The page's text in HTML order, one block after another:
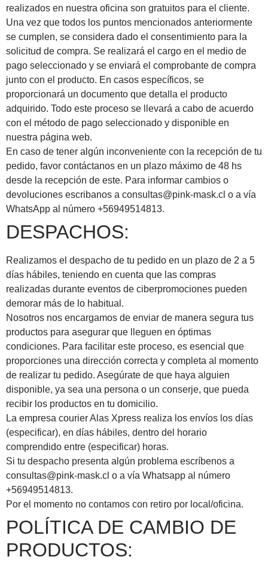
realizados en nuestra oficina son gratuitos para el cliente.
Una vez que todos los puntos mencionados anteriormente
se cumplen, se considera dado el consentimiento para la
solicitud de compra. Se realizará el cargo en el medio de
pago seleccionado y se enviará el comprobante de compra
junto con el producto. En casos específicos, se
proporcionará un documento que detalla el producto
adquirido. Todo este proceso se llevará a cabo de acuerdo
con el método de pago seleccionado y disponible en
nuestra página web.
En caso de tener algún inconveniente con la recepción de tu
pedido, favor contáctanos en un plazo máximo de 48 hs
desde la recepción de este. Para informar cambios o
devoluciones escribanos a consultas@pink-mask.cl o a vía
WhatsApp al número +56949514813.
DESPACHOS:
Realizamos el despacho de tu pedido en un plazo de 2 a 5
días hábiles, teniendo en cuenta que las compras
realizadas durante eventos de ciberpromociones pueden
demorar más de lo habitual.
Nosotros nos encargamos de enviar de manera segura tus
productos para asegurar que lleguen en óptimas
condiciones. Para facilitar este proceso, es esencial que
proporciones una dirección correcta y completa al momento
de realizar tu pedido. Asegúrate de que haya alguien
disponible, ya sea una persona o un conserje, que pueda
recibir los productos en tu domicilio.
La empresa courier Alas Xpress realiza los envíos los días
(especificar), en días hábiles, dentro del horario
comprendido entre (especificar) horas.
Si tu despacho presenta algún problema escríbenos a
consultas@pink-mask.cl o a vía Whatsapp al número
+56949514813.
Por el momento no contamos con retiro por local/oficina.
POLÍTICA DE CAMBIO DE
PRODUCTOS: